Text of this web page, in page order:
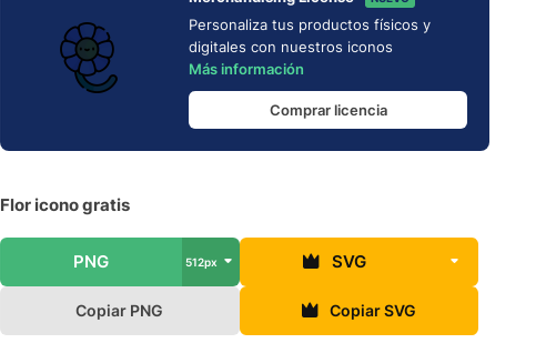
Personaliza tus productos físicos y
digitales con nuestros iconos
Más información
Comprar licencia
Flor icono gratis
PNG 512px SVG
Copiar PNG Copiar SVG